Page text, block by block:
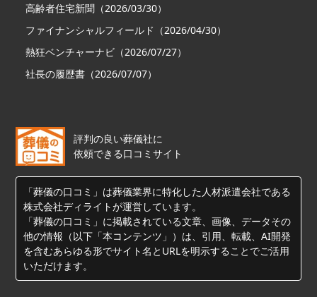
高齢者住宅新聞（2026/03/30）
ファイナンシャルフィールド（2026/04/30）
熱狂ベンチャーナビ（2026/07/27）
社長の履歴書（2026/07/07）
評判の良い葬儀社に
依頼できる口コミサイト
「葬儀の口コミ」は葬儀業界に特化した人材派遣会社である
株式会社ディライトが運営しています。
「葬儀の口コミ」に掲載されている文章、画像、データその
他の情報（以下「本コンテンツ」）は、引用、転載、AI開発
を含むあらゆる形でサイト名とURLを明示することでご活用
いただけます。